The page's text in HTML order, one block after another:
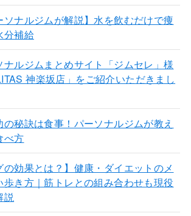
ソナルジムが解説】水を飲むだけで痩
分補給
ナルジムまとめサイト「ジムセレ」様
神楽坂店」をご紹介いただきまし
の秘訣は食事！パーソナルジムが教え
べ方
の効果とは？】健康・ダイエットのメ
歩き方｜筋トレとの組み合わせも現役
説